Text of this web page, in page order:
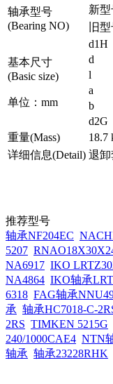
轴承型号
(Bearing NO)
新
旧
基本尺寸
(Basic size)
单位：mm
d1H
d
l
a
b
d2G
重量(Mass)
18.7
详细信息(Detail) 退卸
推荐型号
轴承NF204EC
5207
NA6917 IKO
NA4864 IKO轴承
6318 FAG轴承
承 轴承HC7018-C-
2RS TIMKEN 5215G
240/1000CAE4 NTN
轴承 轴承23228RHK